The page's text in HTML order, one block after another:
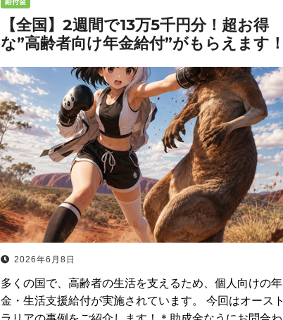
給付金
【全国】2週間で13万5千円分！超お得
な”高齢者向け年金給付”がもらえます！
2026年6月8日
多くの国で、高齢者の生活を支えるため、個人向けの年
金・生活支援給付が実施されています。 今回はオースト